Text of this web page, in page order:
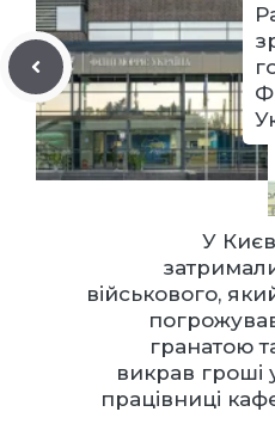
У
військового,
гранатою
викрав гроші
працівниці